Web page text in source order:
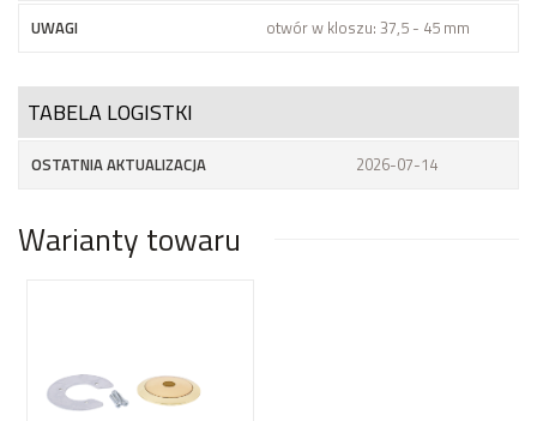
UWAGI otwór w kloszu: 37,5 - 45 mm
TABELA LOGISTKI
OSTATNIA AKTUALIZACJA 2026-07-14
Warianty towaru